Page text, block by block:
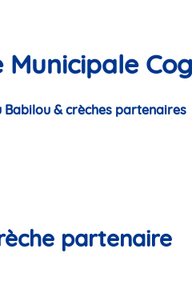
Municipale
& crèches partenaires
partenaire